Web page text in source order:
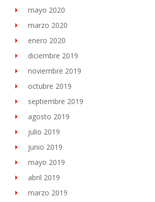
mayo 2020
marzo 2020
enero 2020
diciembre 2019
noviembre 2019
octubre 2019
septiembre 2019
agosto 2019
julio 2019
junio 2019
mayo 2019
abril 2019
marzo 2019